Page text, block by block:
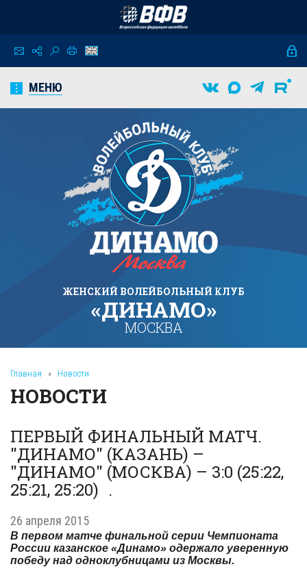
МЕНЮ
ЖЕНСКИЙ ВОЛЕЙБОЛЬНЫЙ КЛУБ
«ДИНАМО»
МОСКВА
Главная » Новости
НОВОСТИ
ПЕРВЫЙ ФИНАЛЬНЫЙ МАТЧ.
"ДИНАМО" (КАЗАНЬ) –
"ДИНАМО" (МОСКВА) – 3:0 (25:22,
25:21, 25:20) .
26 апреля 2015
В первом матче финальной серии Чемпионата
России казанское «Динамо» одержало уверенную
победу над одноклубницами из Москвы.